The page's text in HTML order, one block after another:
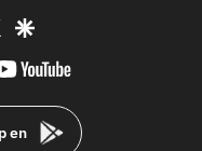
twittergoogle
youtube-
en